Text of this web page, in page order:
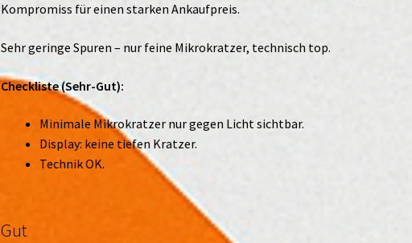
Kompromiss für einen starken Ankaufpreis.
Sehr geringe Spuren – nur feine Mikrokratzer, technisch top.
Checkliste (Sehr-Gut):
Minimale Mikrokratzer nur gegen Licht sichtbar.
Display: keine tiefen Kratzer.
Technik OK.
Gut